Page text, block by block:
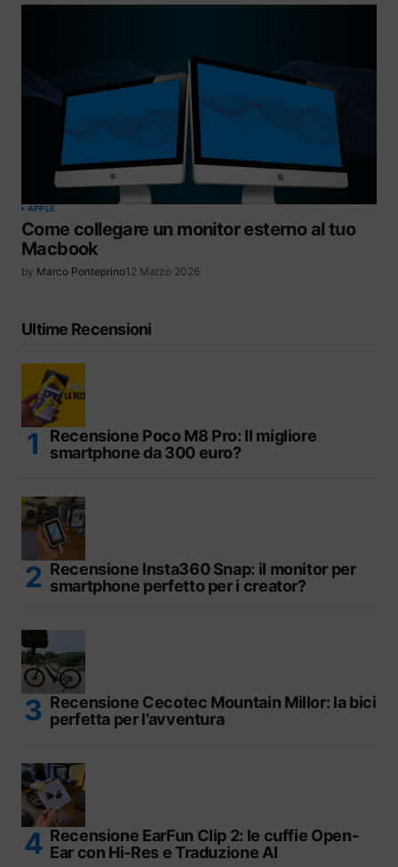
APPLE
Come collegare un monitor esterno al tuo
Macbook
by Marco Ponteprino12 Marzo 2026
Ultime Recensioni
Recensione Poco M8 Pro: Il migliore
smartphone da 300 euro?
Recensione Insta360 Snap: il monitor per
smartphone perfetto per i creator?
Recensione Cecotec Mountain Millor: la bici
perfetta per l’avventura
Recensione EarFun Clip 2: le cuffie Open-
Ear con Hi-Res e Traduzione AI